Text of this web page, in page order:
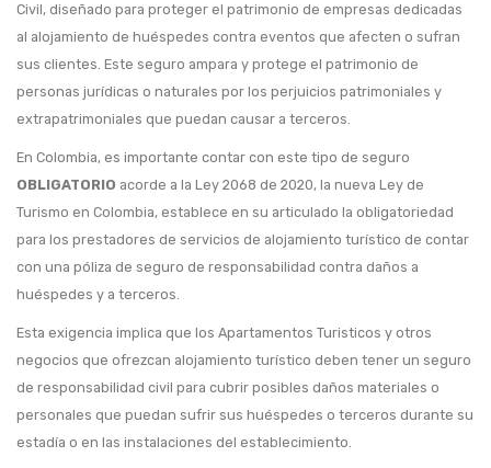
VIDA
Seguro de Vida Seguros Bolivar
Seguro de Vida Seguros Bolivar Proteccion Credito
Seguro de Vida Grupo Seguros Bolivar
Seguro de Vida Axa Colpatria
Seguro de Vida Axa Colpatria Deudores
HOGAR
Civil, diseñado para proteger el patrimonio de empresas dedicadas
al alojamiento de huéspedes contra eventos que afecten o sufran
sus clientes. Este seguro ampara y protege el patrimonio de
personas jurídicas o naturales por los perjuicios patrimoniales y
extrapatrimoniales que puedan causar a terceros.
En Colombia, es importante contar con este tipo de seguro
OBLIGATORIO acorde a la Ley 2068 de 2020, la nueva Ley de
Turismo en Colombia, establece en su articulado la obligatoriedad
para los prestadores de servicios de alojamiento turístico de contar
con una póliza de seguro de responsabilidad contra daños a
huéspedes y a terceros.
Esta exigencia implica que los Apartamentos Turisticos y otros
negocios que ofrezcan alojamiento turístico deben tener un seguro
de responsabilidad civil para cubrir posibles daños materiales o
personales que puedan sufrir sus huéspedes o terceros durante su
estadía o en las instalaciones del establecimiento.